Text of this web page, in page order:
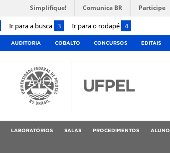
Ir para a busca 3 Ir para o rodapé 4
Simplifique! Comunica BR Participe
AUDITORIA COBALTO CONCURSOS EDITAIS
LABORATÓRIOS SALAS PROCEDIMENTOS ALUNO